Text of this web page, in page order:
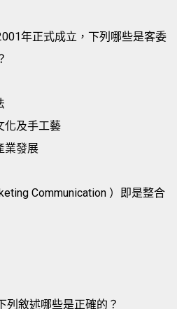
年正式成立，下列哪些是客委
化及手工藝
業發展
Communication ）即是整合
列敘述哪些是正確的？